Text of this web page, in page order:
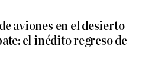
aviones en el desierto
el inédito regreso de